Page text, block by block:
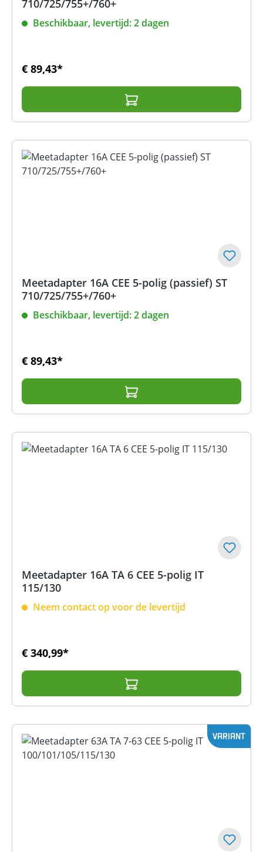
710/725/755+/760+
Beschikbaar, levertijd: 2 dagen
€ 89,43*
Meetadapter 16A CEE 5-polig (passief) ST
710/725/755+/760+
Beschikbaar, levertijd: 2 dagen
€ 89,43*
Meetadapter 16A TA 6 CEE 5-polig IT
115/130
Neem contact op voor de levertijd
€ 340,99*
VARIANT